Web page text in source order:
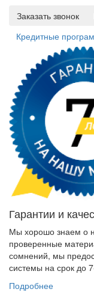
Заказать звонок
Кредитные
Гарантии и
Мы хорошо знаем о
проверенные
сомнений, мы
системы на срок до
Подробнее